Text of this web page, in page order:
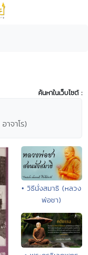
ค้นหาในเว็บไซต์ :
าจาโร)
• วิธีนั่งสมาธิ (หลวง
พ่อชา)